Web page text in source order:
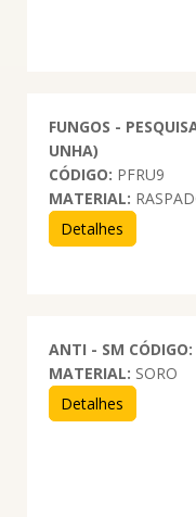
FUNGOS -
UNHA)
CÓDIGO: PFRU9
MATERIAL:
Detalhes
ANTI - SM CÓDIGO:
MATERIAL: SORO
Detalhes